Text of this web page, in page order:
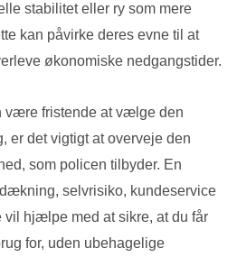
stabilitet eller ry som mere
kan påvirke deres evne til at
økonomiske nedgangstider.
være fristende at vælge den
er det vigtigt at overveje den
som policen tilbyder. En
selvrisiko, kundeservice
vil hjælpe med at sikre, at du får
for, uden ubehagelige